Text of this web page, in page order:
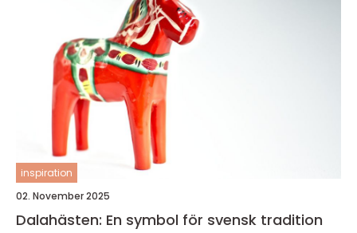
inspiration
02. November 2025
Dalahästen: En symbol för svensk tradition